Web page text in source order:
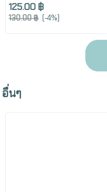
125.00 ฿
130.00 ฿ (-4%)
อื่นๆ